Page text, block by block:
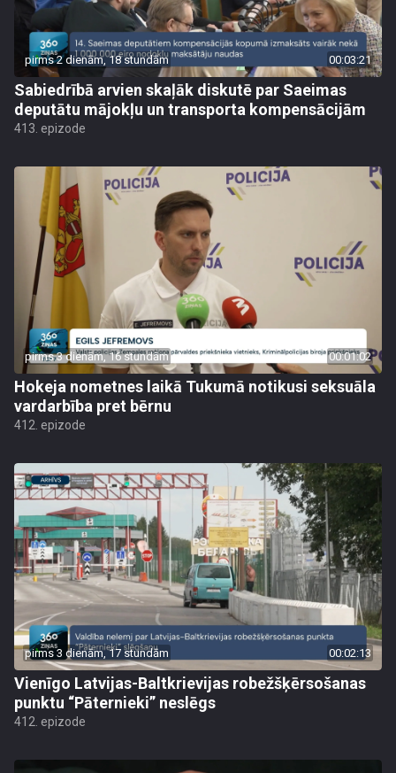
pirms 2 dienām, 18 stundām 00:03:21
Sabiedrībā arvien skaļāk diskutē par Saeimas
deputātu mājokļu un transporta kompensācijām
413. epizode
pirms 3 dienām, 16 stundām 00:01:02
Hokeja nometnes laikā Tukumā notikusi seksuāla
vardarbība pret bērnu
412. epizode
pirms 3 dienām, 17 stundām 00:02:13
Vienīgo Latvijas-Baltkrievijas robežšķērsošanas
punktu “Pāternieki” neslēgs
412. epizode